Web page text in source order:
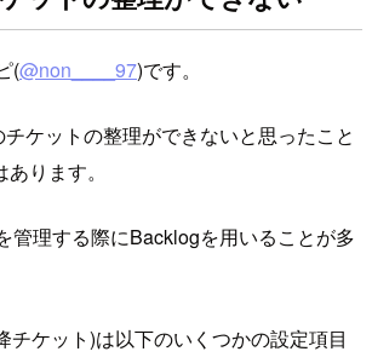
(@non____97)です。
ケットの整理ができないと思ったこと
ります。
管理する際にBacklogを用いることが多
チケット)は以下のいくつかの設定項目